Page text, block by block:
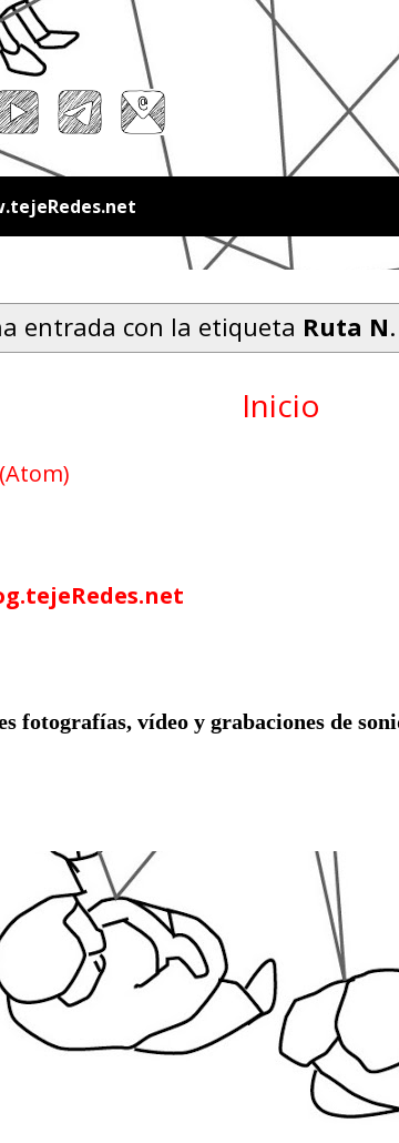
entrada con la etiqueta Ruta N.
Inicio
fotografías, vídeo y grabaciones de